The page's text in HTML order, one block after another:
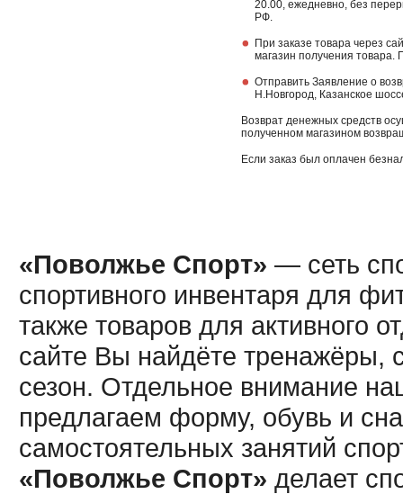
20.00, ежедневно, без
РФ.
При заказе товара через
магазин получения товара.
Отправить Заявление о
Н.Новгород, Казанское
Возврат денежных средств
полученном магазином
Если заказ был оплачен
«Поволжье Спорт» — сеть
спортивного инвентаря для
также товаров для активного
сайте Вы найдёте тренажёры,
сезон. Отдельное внимание
предлагаем форму, обувь и
самостоятельных занятий
«Поволжье Спорт» делает